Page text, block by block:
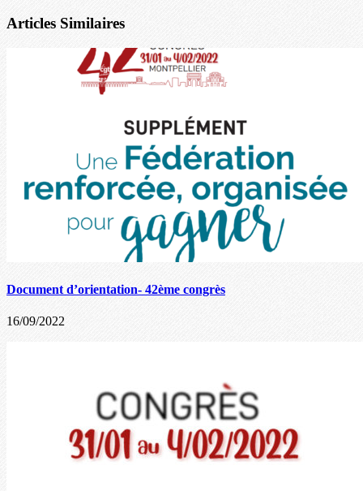
Articles Similaires
Document d’orientation- 42ème congrès
16/09/2022